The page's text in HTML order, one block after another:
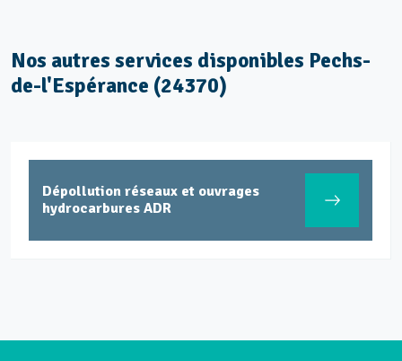
Nos autres services disponibles Pechs-
de-l'Espérance (24370)
Dépollution réseaux et ouvrages
hydrocarbures ADR